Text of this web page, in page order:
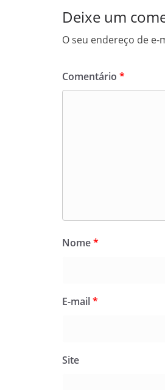
Deixe um
O seu endereço de
Comentário *
Nome*
E-mail*
Site